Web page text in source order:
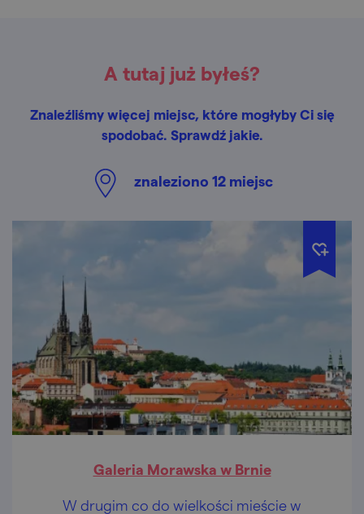
A tutaj już byłeś?
Znaleźliśmy więcej miejsc, które mogłyby Ci się
spodobać. Sprawdź jakie.
znaleziono 12 miejsc
Galeria Morawska w Brnie
W drugim co do wielkości mieście w